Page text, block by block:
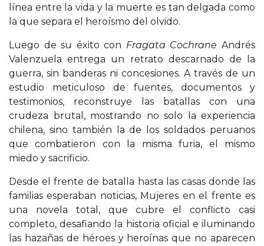
línea entre la vida y la muerte es tan delgada como
la que separa el heroísmo del olvido.
Luego de su éxito con Fragata Cochrane Andrés
Valenzuela entrega un retrato descarnado de la
guerra, sin banderas ni concesiones. A través de un
estudio meticuloso de fuentes, documentos y
testimonios, reconstruye las batallas con una
crudeza brutal, mostrando no solo la experiencia
chilena, sino también la de los soldados peruanos
que combatieron con la misma furia, el mismo
miedo y sacrificio.
Desde el frente de batalla hasta las casas donde las
familias esperaban noticias, Mujeres en el frente es
una novela total, que cubre el conflicto casi
completo, desafiando la historia oficial e iluminando
las hazañas de héroes y heroínas que no aparecen